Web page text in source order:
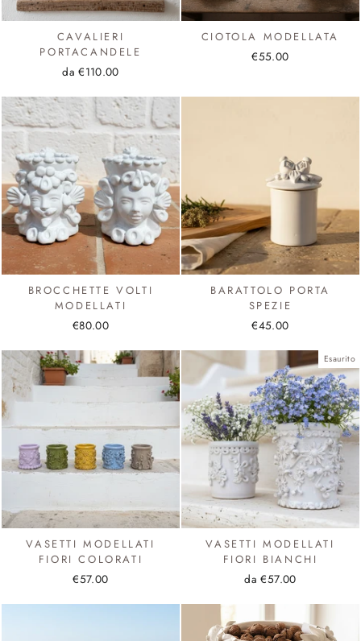
CAVALIERI
PORTACANDELE
da €110.00
CIOTOLA MODELLATA
€55.00
BROCCHETTE VOLTI
MODELLATI
€80.00
BARATTOLO PORTA
SPEZIE
€45.00
VASETTI MODELLATI
FIORI COLORATI
€57.00
Esaurito
VASETTI MODELLATI
FIORI BIANCHI
da €57.00